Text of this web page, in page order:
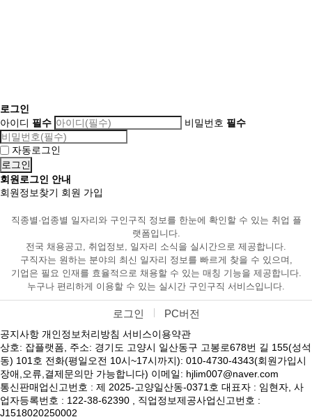
로그인
아이디 필수 비밀번호 필수
자동로그인
회원로그인 안내
회원정보찾기 회원 가입
직종별·업종별 일자리와 구인구직 정보를 한눈에 확인할 수 있는 취업 플
랫폼입니다.
전국 채용공고, 취업정보, 일자리 소식을 실시간으로 제공합니다.
구직자는 원하는 분야의 최신 일자리 정보를 빠르게 찾을 수 있으며,
기업은 필요 인재를 효율적으로 채용할 수 있는 매칭 기능을 제공합니다.
누구나 편리하게 이용할 수 있는 실시간 구인구직 서비스입니다.
로그인 PC버전
공지사항 개인정보처리방침 서비스이용약관
상호: 잡플랫폼, 주소: 경기도 고양시 일산동구 고봉로678번 길 155(성석
동) 101호 전화(평일오전 10시~17시까지): 010-4730-4343(회원가입시
장애,오류,결제문의만 가능합니다) 이메일: hjlim007@naver.com
통신판매업신고번호 : 제 2025-고양일산동-0371호 대표자 : 임현자, 사
업자등록번호 : 122-38-62390 , 직업정보제공사업신고번호 :
J1518020250002